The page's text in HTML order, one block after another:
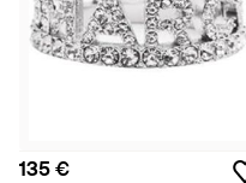
135 €